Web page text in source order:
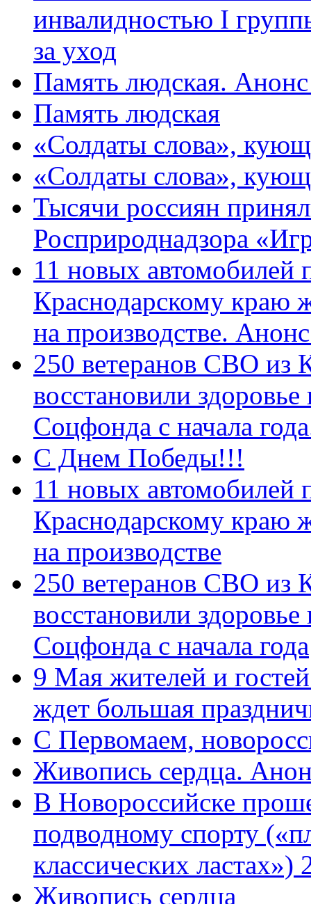
инвалидностью I
за уход
Память людская.
Память людская
«Солдаты слова»,
«Солдаты слова»,
Тысячи россиян
Росприроднадзора
11 новых автомобилей
Краснодарскому краю
на производстве.
250 ветеранов СВО из
восстановили
Соцфонда с начала
С Днем Победы!!!
11 новых автомобилей
Краснодарскому краю
на производстве
250 ветеранов СВО из
восстановили
Соцфонда с начала года
9 Мая жителей и
ждет большая
C Первомаем,
Живопись сердца.
В Новороссийске
подводному спорту
классических
Живопись сердца